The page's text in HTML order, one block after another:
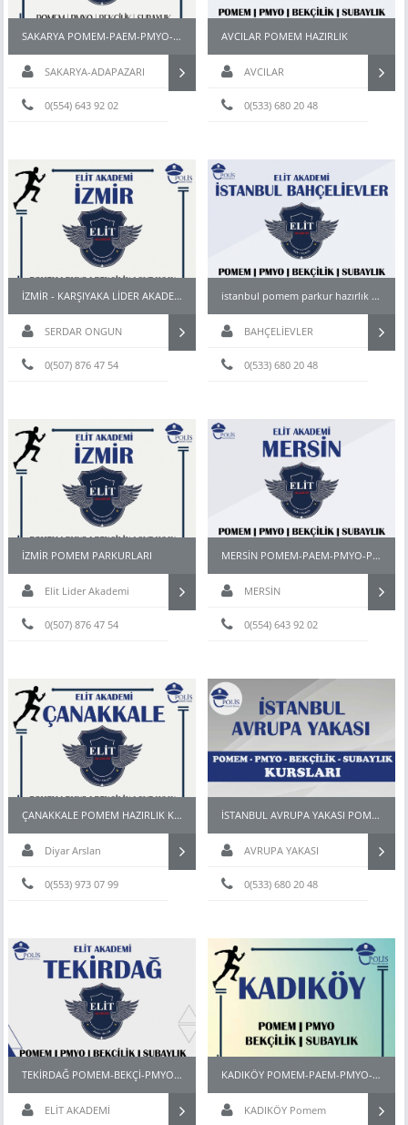
SAKARYA POMEM-PAEM-PMYO-PÖH- HAZIRLIK KURSU
SAKARYA-ADAPAZARI
0(554) 643 92 02
AVCILAR POMEM HAZIRLIK
AVCILAR
0(533) 680 20 48
İZMİR - KARŞIYAKA LİDER AKADEMİ Pomem & Pmyo Parkur Hazırlık Kursu
SERDAR ONGUN
0(507) 876 47 54
istanbul pomem parkur hazırlık kursu
BAHÇELİEVLER
0(533) 680 20 48
İZMİR POMEM PARKURLARI
Elit Lider Akademi
0(507) 876 47 54
MERSİN POMEM-PAEM-PMYO-PÖH- HAZIRLIK KURSU
MERSİN
0(554) 643 92 02
ÇANAKKALE POMEM HAZIRLIK KURSU
Diyar Arslan
0(553) 973 07 99
İSTANBUL AVRUPA YAKASI POMEM PARKURU
AVRUPA YAKASI
0(533) 680 20 48
TEKİRDAĞ POMEM-BEKÇİ-PMYO-PÖH- HAZIRLIK KURSU
ELİT AKADEMİ
KADIKÖY POMEM-PAEM-PMYO-PÖH- HAZIRLIK KURSU
KADIKÖY Pomem